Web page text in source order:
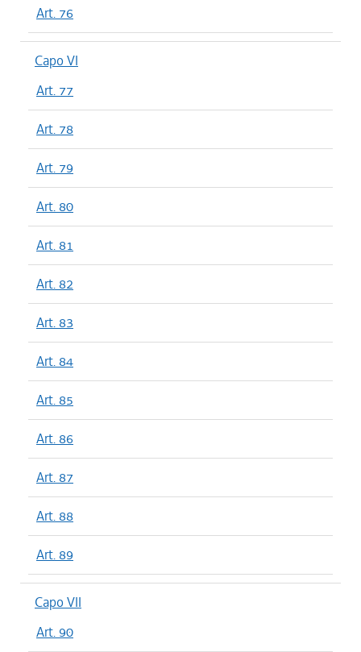
Art. 76
Capo VI
Art. 77
Art. 78
Art. 79
Art. 80
Art. 81
Art. 82
Art. 83
Art. 84
Art. 85
Art. 86
Art. 87
Art. 88
Art. 89
Capo VII
Art. 90